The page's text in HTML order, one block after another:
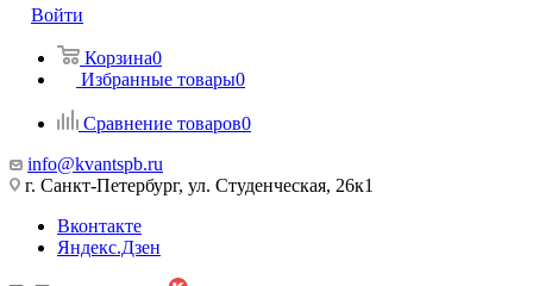
Войти
Корзина0
Избранные товары0
Сравнение товаров0
info@kvantspb.ru
г. Санкт-Петербург, ул. Студенческая, 26к1
Вконтакте
Яндекс.Дзен